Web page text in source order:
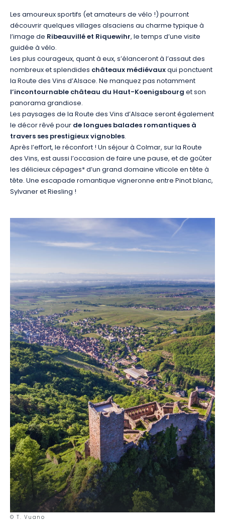
Les amoureux sportifs (et amateurs de vélo !) pourront
découvrir quelques villages alsaciens au charme typique à
l’image de Ribeauvillé et Riquewihr, le temps d’une visite
guidée à vélo.
Les plus courageux, quant à eux, s’élanceront à l’assaut des
nombreux et splendides châteaux médiévauxqui ponctuent
la Route des Vins d’Alsace. Ne manquez pas notamment
l’incontournable château du Haut-Koenigsbourget son
panorama grandiose.
Les paysages de la Route des Vins d’Alsace seront également
le décor rêvé pourde longues balades romantiques à
travers ses prestigieux vignobles.
Après l’effort, le réconfort ! Un séjour à Colmar, sur la Route
des Vins, est aussi l’occasion de faire une pause, et de goûter
les délicieux cépages* d’un grand domaine viticole en tête à
tête. Une escapade romantique vigneronne entre Pinot blanc,
Sylvaner et Riesling !
© T. Vuano